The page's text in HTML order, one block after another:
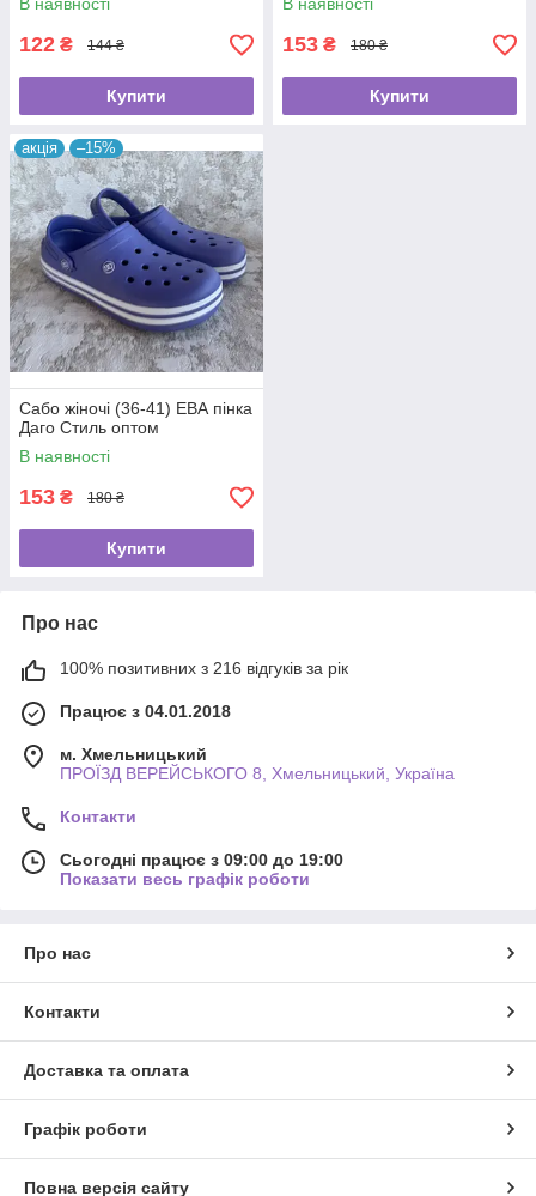
В наявності
122 ₴ 144 ₴
Купити
В наявності
153 ₴ 180 ₴
Купити
акція –15%
Сабо жіночі (36-41) ЕВА пінка
Даго Стиль оптом
В наявності
153 ₴ 180 ₴
Купити
Про нас
100% позитивних з 216 відгуків за рік
Працює з 04.01.2018
м. Хмельницький
ПРОЇЗД ВЕРЕЙСЬКОГО 8, Хмельницький, Україна
Контакти
Сьогодні працює з 09:00 до 19:00
Показати весь графік роботи
Про нас
Контакти
Доставка та оплата
Графік роботи
Повна версія сайту